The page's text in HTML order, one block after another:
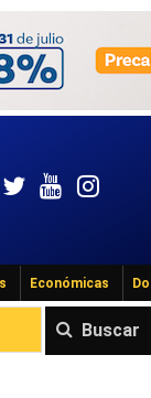
Económicas
Buscar